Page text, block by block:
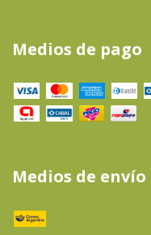
Medios de pago
Medios de envío